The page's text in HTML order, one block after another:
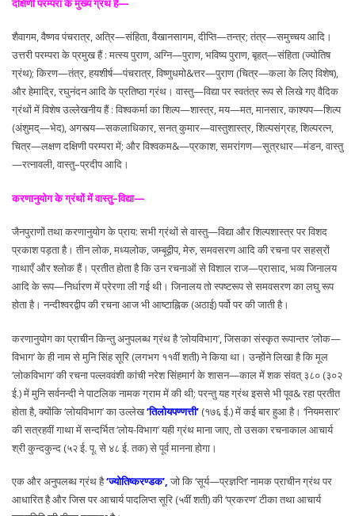
शैवागम, वैष्णव पंचरात्र, अत्रि—संहिता, वैखानसागम, दीप्ति—तन्त्र; तंत्र—समुच्चय आदि।
उत्तरी परम्परा के प्रमुख हैं : मत्स्य पुराण, अग्नि—पुराण, भविष्य पुराण, बृहत्—संहिता (ज्योतिष
ग्रंथ); किरण—तंत्र, हयशीर्ष—पंचरात्र, विष्णुधमो&त्तर—पुराण (चित्र—कला के लिए विशेष),
और हेमाद्रि, रघुनंदन आदि के प्रतिष्ठा ग्रंथ। वास्तु—विद्या पर स्वतंत्र रूप से लिखे गए वैदिक
ग्रंथों में विशेष उल्लेखनीय हैं : विश्वकर्मा का शिल्प—शास्त्र, मय—मत, मानसार, काश्यप—शिल्प
(अंशुमद्—भेद), अगस्त्य—सकलाधिकार, सनत् कुमार—वास्तुशास्त्र, शिल्पसंग्रह, शिल्परत्न,
चित्र—लक्षण दक्षिणी परम्परा में; और विश्वकम&—प्रकाश, समरांगण—सूत्रधार—मंडन, वास्तु
—रत्नावली, वास्तु–प्रदीप आदि।
करणानुयोग के ग्रंथों में वास्तु–विद्या—
जैनपुराणों तथा करणानुयोग के प्राय: सभी ग्रंथों से वास्तु—विद्या और शिल्पशास्त्र पर विशद
प्रकाश पड़ता है। तीन लोक, मध्यलोक, जम्बूद्वीप, मेरु, समवसरण आदि की रचना पर सहस्रों
गाथाएँ और श्लोक हैं। प्रतीत होता है कि उन रचनाओं से विशाल राज—प्रासाद, भव्य जिनालय
आदि के रूप—निर्धारण में प्रेरणा ली गई थी। जिनालय तो स्पष्टरूप से समवसरण का लघु रूप
होता है। नन्दीश्वरद्वीप की रचना आज भी आष्टाह्निक (अठाई) पर्वो पर की जाती है।
करणानुयोग का प्राचीन किन्तु अनुपलब्ध ग्रंथ है ‘लोयविभाग’, जिसका संस्कृत रूपान्तर ‘लोक—
विभाग’ के ही नाम से मुनि सिंह सूरि (लगभग ११वीं शती) ने किया था। उन्होंने लिखा है कि मूल
‘लोकविभाग’ की रचना पल्लववंशी कांची नरेश सिंहमार्ग के शासन—काल में शक संवत् ३८० (३०२
ई.) में मुनि सर्वनन्दी ने पाटलिक नामक ग्राम में की थी; परन्तु यह ग्रंथ इससे भी पूव& रहा प्रतीत
होता है, क्योंकि ‘लोयविभाग’ का उल्लेख‘तिलोयपण्णत्ती’ (१७६ ई.) में कई बार हुआ है। ‘नियमसार’
की सत्रहवीं गाथा में सन्दर्भित ‘लोय-विभाग’ यही ग्रंथ माना जाए, तो उसका रचनाकाल आचार्य
श्री कुन्दकुन्द (५२ ई. पू. से ४८ ई. तक) से पूर्व मानना होगा।
एक और अनुपलब्ध ग्रंथ है‘ज्योतिष्करण्डक’, जो कि ‘सूर्य—प्रज्ञप्ति’ नामक प्राचीन ग्रंथ पर
आधारित है और जिस पर आचार्य पादलिप्त सूरि (५वीं शती) की ‘प्रकरण’ टीका तथा आचार्य